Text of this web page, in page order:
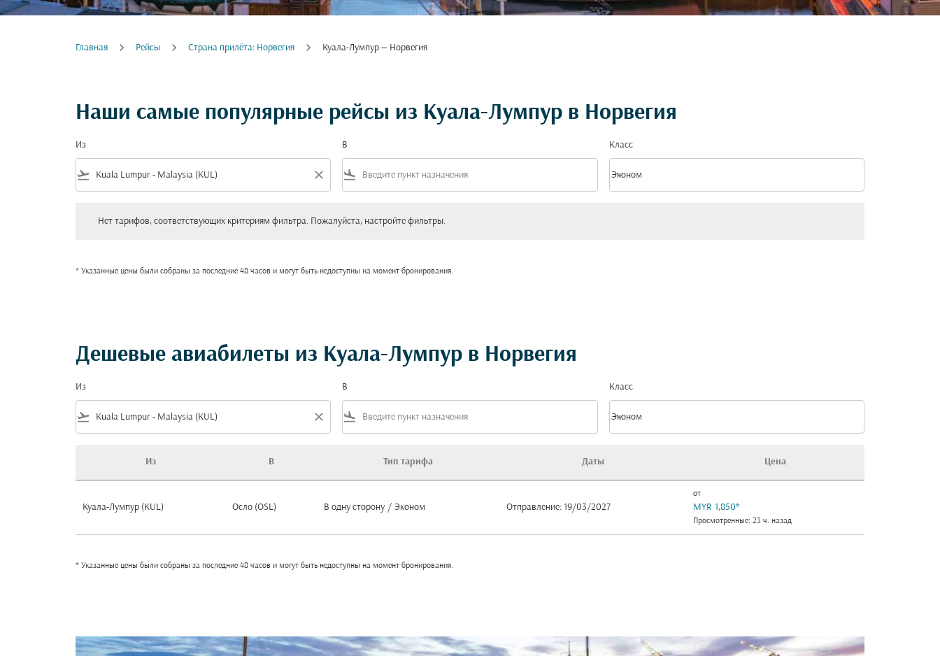
Главная Рейсы Cтрана прилёта: Норвегия Куала-Лумпур — Норвегия
Наши самые популярные рейсы из Куала-Лумпур в Норвегия
Из
flight_takeoff close
В
flight_land
Класс
Класс option Эконом Selected
Эконом
keyboard_arrow_down
Нет тарифов, соответствующих критериям фильтра. Пожалуйста, настройте фильтры.
* Указанные цены были собраны за последние 48 часов и могут быть недоступны на момент бронирования.
Дешевые авиабилеты из Куала-Лумпур в Норвегия
Из
flight_takeoff close
В
flight_land
Класс
Класс option Эконом Selected
Эконом
keyboard_arrow_down
Из В Тип тарифа Даты Цена
Куала-Лумпур (KUL) Осло (OSL) В одну сторону / Эконом Отправление: 19/03/2027
от
MYR 1,850*
Просмотренные: 23 ч. назад
* Указанные цены были собраны за последние 48 часов и могут быть недоступны на момент бронирования.